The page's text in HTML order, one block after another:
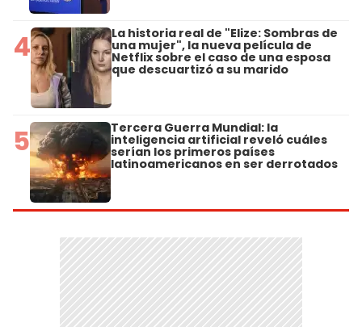
4 La historia real de "Elize: Sombras de
una mujer", la nueva película de
Netflix sobre el caso de una esposa
que descuartizó a su marido
5 Tercera Guerra Mundial: la
inteligencia artificial reveló cuáles
serían los primeros países
latinoamericanos en ser derrotados